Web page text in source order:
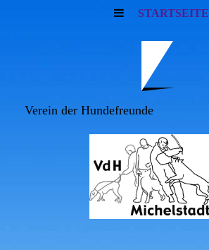
STARTSEITE
Verein der Hundefreunde